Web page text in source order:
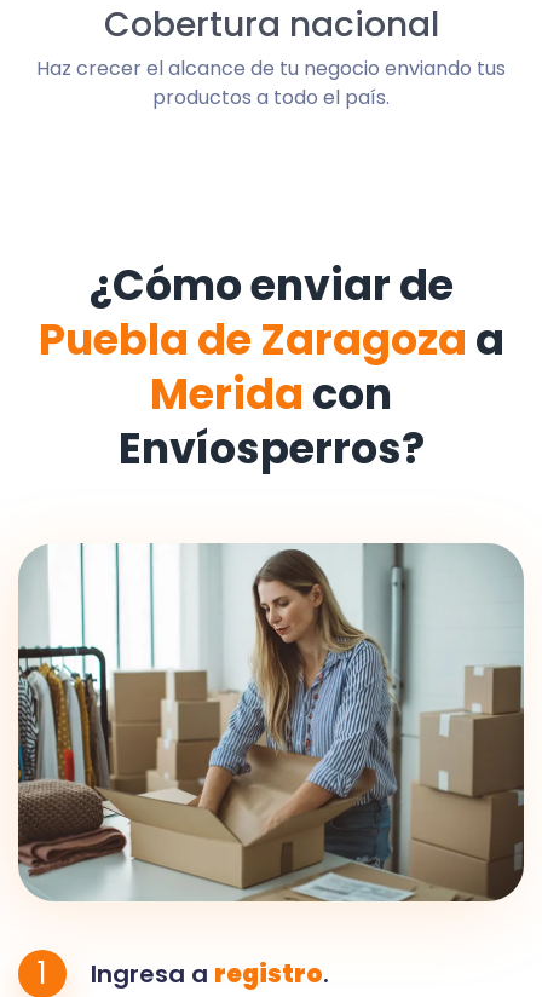
Cobertura nacional
Haz crecer el alcance de tu negocio enviando tus
productos a todo el país.
¿Cómo enviar de
Puebla de Zaragoza a
Merida con
Envíosperros?
1 Ingresa a registro.